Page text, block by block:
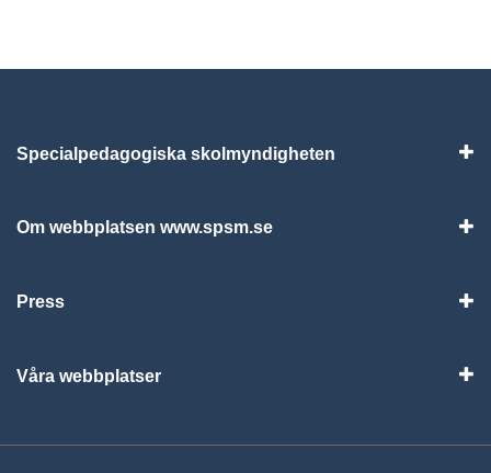
Specialpedagogiska skolmyndigheten
Om webbplatsen www.spsm.se
Press
Våra webbplatser